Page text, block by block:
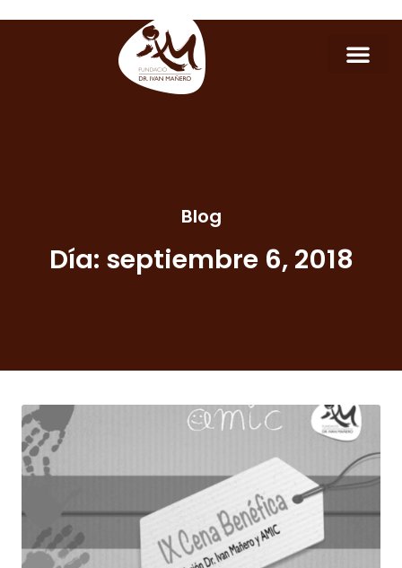
Blog
Día: septiembre 6, 2018